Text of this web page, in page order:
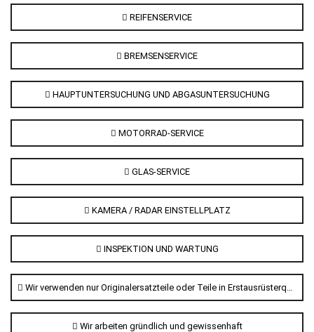
REIFENSERVICE
BREMSENSERVICE
HAUPTUNTERSUCHUNG UND ABGASUNTERSUCHUNG
MOTORRAD-SERVICE
GLAS-SERVICE
KAMERA / RADAR EINSTELLPLATZ
INSPEKTION UND WARTUNG
Wir verwenden nur Originalersatzteile oder Teile in Erstausrüsterqualität
Wir arbeiten gründlich und gewissenhaft